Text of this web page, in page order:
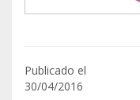
Publicado el
30/04/2016